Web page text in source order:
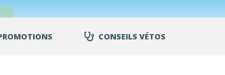
CONSEILS VÉTOS